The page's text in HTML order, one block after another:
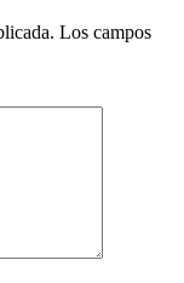
Los campos